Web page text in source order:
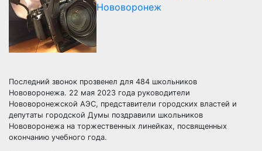
Нововоронеж
​Последний звонок прозвенел для 484 школьников
Нововоронежа. 22 мая 2023 года руководители
Нововоронежской АЭС, представители городских властей и
депутаты городской Думы поздравили школьников
Нововоронежа на торжественных линейках, посвященных
окончанию учебного года.